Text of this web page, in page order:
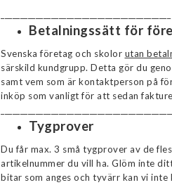
Betalningssätt för
Svenska företag och skolor utan
särskild kundgrupp. Detta gör du
samt vem som är kontaktperson på
inköp som vanligt för att sedan
Tygprover
Du får max. 3 små tygprover av de
artikelnummer du vill ha. Glöm inte
bitar som anges och tyvärr kan vi inte